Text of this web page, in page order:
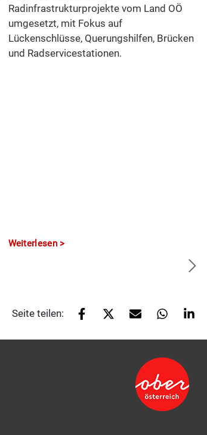
Radinfrastrukturprojekte vom Land OÖ
umgesetzt, mit Fokus auf
Lückenschlüsse, Querungshilfen, Brücken
und Radservicestationen.
Weiterlesen
Seite teilen: